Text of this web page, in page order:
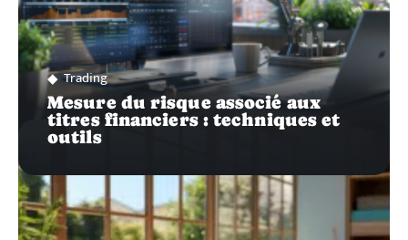
Trading
Mesure du risque associé aux
titres financiers : techniques et
outils